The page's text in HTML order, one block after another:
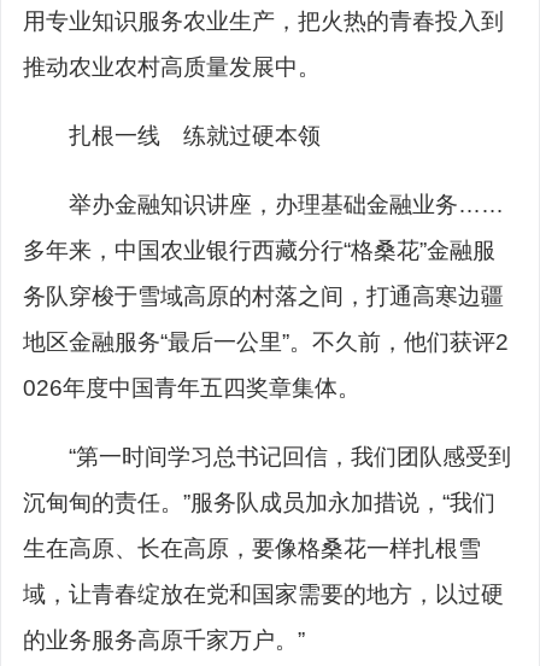
用专业知识服务农业生产，把火热的青春投入到
推动农业农村高质量发展中。
扎根一线 练就过硬本领
举办金融知识讲座，办理基础金融业务……
多年来，中国农业银行西藏分行“格桑花”金融服
务队穿梭于雪域高原的村落之间，打通高寒边疆
地区金融服务“最后一公里”。不久前，他们获评2
026年度中国青年五四奖章集体。
“第一时间学习总书记回信，我们团队感受到
沉甸甸的责任。”服务队成员加永加措说，“我们
生在高原、长在高原，要像格桑花一样扎根雪
域，让青春绽放在党和国家需要的地方，以过硬
的业务服务高原千家万户。”